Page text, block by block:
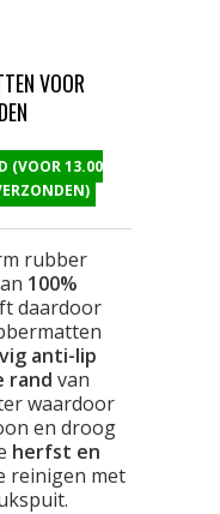
VOOR
(VOOR 13.00
rubber
100%
daardoor
anti-lip
rand van
waardoor
en droog
herfst en
reinigen met